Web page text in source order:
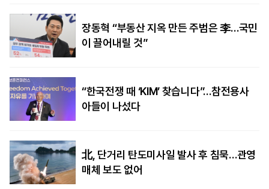
장동혁 “부동산 지옥 만든 주범은 李…국민
이 끌어내릴 것”
“한국전쟁 때 ‘KIM’ 찾습니다”…참전용사
아들이 나섰다
北, 단거리 탄도미사일 발사 후 침묵…관영
매체 보도 없어